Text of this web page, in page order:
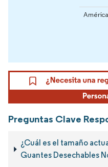
Preguntas Clave
¿Cuál es el tamaño
Guantes Desechables